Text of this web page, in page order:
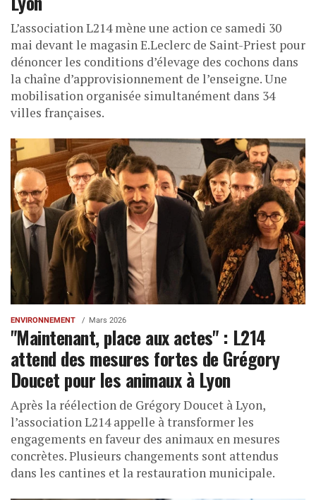
L’association L214 mène une action ce samedi 30
mai devant le magasin E.Leclerc de Saint-Priest pour
dénoncer les conditions d’élevage des cochons dans
la chaîne d’approvisionnement de l’enseigne. Une
mobilisation organisée simultanément dans 34
villes françaises.
ENVIRONNEMENT Mars 2026
"Maintenant, place aux actes" : L214
attend des mesures fortes de Grégory
Doucet pour les animaux à Lyon
Après la réélection de Grégory Doucet à Lyon,
l’association L214 appelle à transformer les
engagements en faveur des animaux en mesures
concrètes. Plusieurs changements sont attendus
dans les cantines et la restauration municipale.